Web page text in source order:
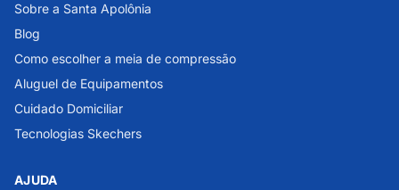
Sobre a Santa Apolônia
Blog
Como escolher a meia de compressão
Aluguel de Equipamentos
Cuidado Domiciliar
Tecnologias Skechers
AJUDA